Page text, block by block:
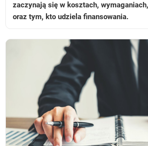
zaczynają się w kosztach,
oraz tym, kto udziela finansowania.